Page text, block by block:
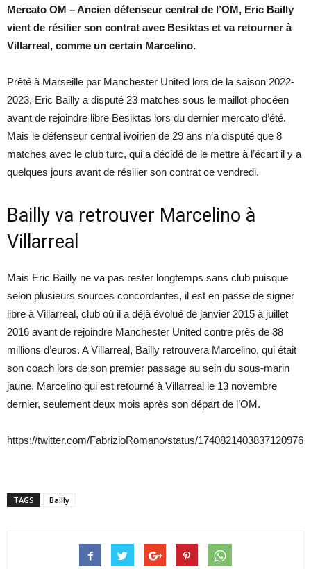
Mercato OM – Ancien défenseur central de l’OM, Eric Bailly
vient de résilier son contrat avec Besiktas et va retourner à
Villarreal, comme un certain Marcelino.
Prêté à Marseille par Manchester United lors de la saison 2022-
2023, Eric Bailly a disputé 23 matches sous le maillot phocéen
avant de rejoindre libre Besiktas lors du dernier mercato d’été.
Mais le défenseur central ivoirien de 29 ans n’a disputé que 8
matches avec le club turc, qui a décidé de le mettre à l’écart il y a
quelques jours avant de résilier son contrat ce vendredi.
Bailly va retrouver Marcelino à
Villarreal
Mais Eric Bailly ne va pas rester longtemps sans club puisque
selon plusieurs sources concordantes, il est en passe de signer
libre à Villarreal, club où il a déjà évolué de janvier 2015 à juillet
2016 avant de rejoindre Manchester United contre près de 38
millions d’euros. A Villarreal, Bailly retrouvera Marcelino, qui était
son coach lors de son premier passage au sein du sous-marin
jaune. Marcelino qui est retourné à Villarreal le 13 novembre
dernier, seulement deux mois après son départ de l’OM.
https://twitter.com/FabrizioRomano/status/1740821403837120976
TAGS Bailly